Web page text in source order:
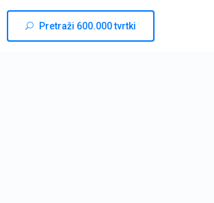
Pretraži 600.000 tvrtki